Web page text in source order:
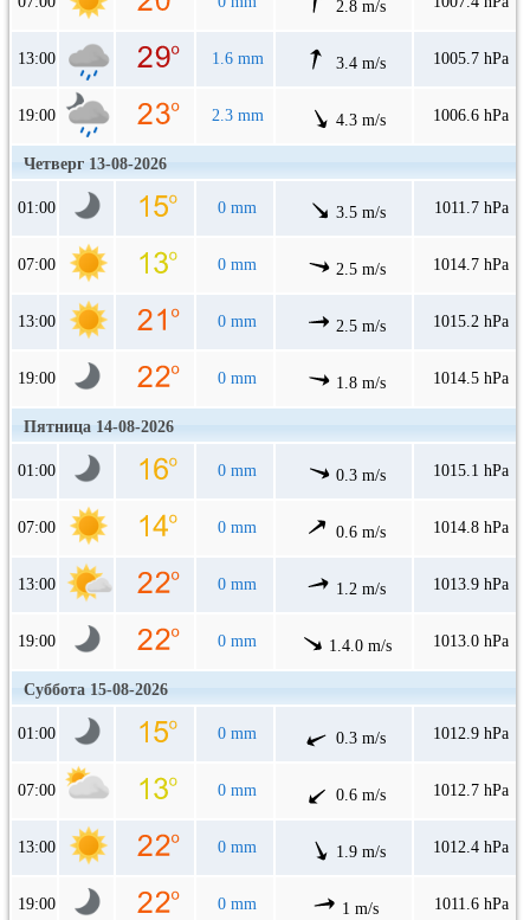
2.8 m/s
13:00 1.6 mm 3.4 m/s 1005.7 hPa
19:00 2.3 mm 4.3 m/s 1006.6 hPa
Четверг 13-08-2026
01:00 0 mm 3.5 m/s 1011.7 hPa
07:00 0 mm 2.5 m/s 1014.7 hPa
13:00 0 mm 2.5 m/s 1015.2 hPa
19:00 0 mm 1.8 m/s 1014.5 hPa
Пятница 14-08-2026
01:00 0 mm 0.3 m/s 1015.1 hPa
07:00 0 mm 0.6 m/s 1014.8 hPa
13:00 0 mm 1.2 m/s 1013.9 hPa
19:00 0 mm 1.4.0 m/s 1013.0 hPa
Суббота 15-08-2026
01:00 0 mm 0.3 m/s 1012.9 hPa
07:00 0 mm 0.6 m/s 1012.7 hPa
13:00 0 mm 1.9 m/s 1012.4 hPa
19:00 0 mm 1 m/s 1011.6 hPa